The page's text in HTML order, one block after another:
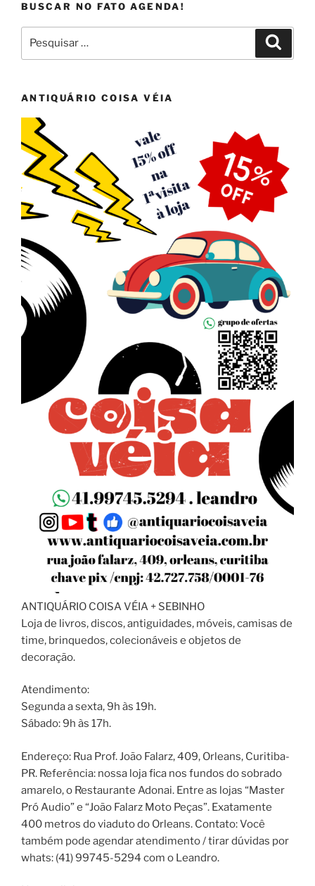
BUSCAR NO FATO AGENDA!
por:
ANTIQUÁRIO COISA VÉIA
ANTIQUÁRIO COISA VÉIA + SEBINHO
Loja de livros, discos, antiguidades, móveis, camisas de
time, brinquedos, colecionáveis e objetos de
decoração.
Atendimento:
Segunda a sexta, 9h às 19h.
Sábado: 9h às 17h.
Endereço: Rua Prof. João Falarz, 409, Orleans, Curitiba-
PR. Referência: nossa loja fica nos fundos do sobrado
amarelo, o Restaurante Adonai. Entre as lojas “Master
Pró Audio” e “João Falarz Moto Peças”. Exatamente
400 metros do viaduto do Orleans. Contato: Você
também pode agendar atendimento / tirar dúvidas por
whats: (41) 99745-5294 com o Leandro.